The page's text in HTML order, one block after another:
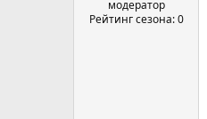
модератор
Рейтинг сезона: 0